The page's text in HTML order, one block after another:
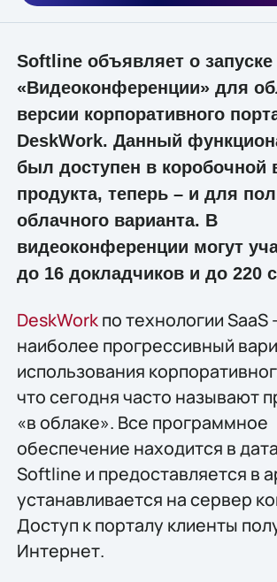
Softline объявляет о
«Видеоконференции» для
версии корпоративного
DeskWork. Данный
был доступен в коробочной
продукта, теперь – и для
облачного варианта. В
видеоконференции могут
до 16 докладчиков и до 220
DeskWorkпо технологии SaaS
наиболее прогрессивный
использования
что сегодня часто называют
«в облаке». Все программное
обеспечение находится в
Softline и предоставляется в
устанавливается на сервер
Доступ к порталу клиенты
Интернет.